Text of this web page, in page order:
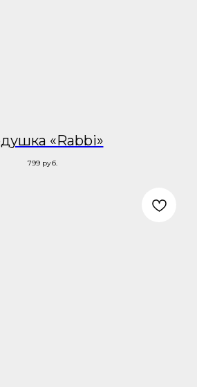
«Rabbi»
799 руб.